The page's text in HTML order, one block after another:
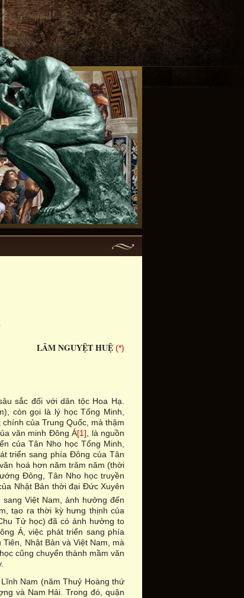
LÂM NGUYỆT HUỆ (*)
sắc đối với dân tộc Hoa Hạ.
còn gọi là lý học Tống Minh,
của Trung Quốc, mà thậm
văn minh Đông Á[1] , là nguồn
của Tân Nho học Tống Minh,
triển sang phía Đông của Tân
hoá hơn năm trăm năm (thời
Đông, Tân Nho học truyền
Nhật Bản thời đại Đức Xuyên
Việt Nam, ảnh hưởng đến
tạo ra thời kỳ hưng thịnh của
Tử học) đã có ảnh hưởng to
Á, việc phát triển sang phía
Nhật Bản và Việt Nam, mà
cũng chuyển thành mầm văn
Nam (năm Thuỷ Hoàng thứ
và Nam Hải. Trong đó, quận